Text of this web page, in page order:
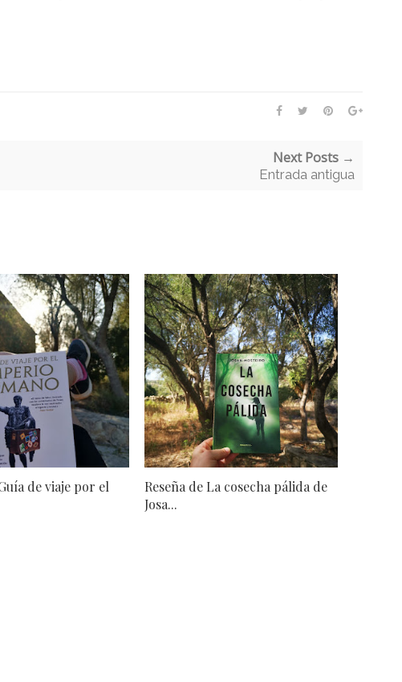
Next Posts →
Entrada antigua
de viaje por el
Reseña de La cosecha pálida de
Josa...